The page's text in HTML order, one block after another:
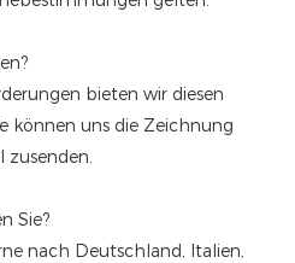
bieten wir diesen
können uns die Zeichnung
Sie?
nach Deutschland, Italien,